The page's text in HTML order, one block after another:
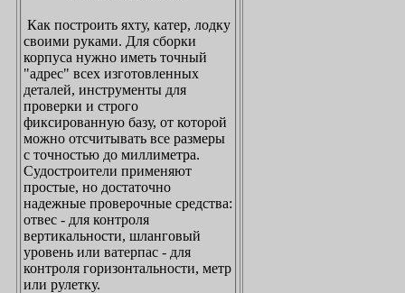
Как построить яхту, катер, лодку
своими руками. Для сборки
корпуса нужно иметь точный
"адрес" всех изготовленных
деталей, инструменты для
проверки и строго
фиксированную базу, от которой
можно отсчитывать все размеры
с точностью до миллиметра.
Судостроители применяют
простые, но достаточно
надежные проверочные средства:
отвес - для контроля
вертикальности, шланговый
уровень или ватерпас - для
контроля горизонтальности, метр
или рулетку.